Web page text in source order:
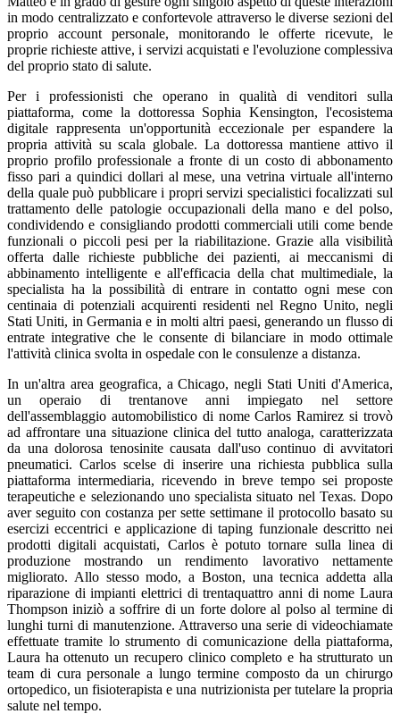
in modo centralizzato e confortevole attraverso le diverse sezioni del
proprio account personale, monitorando le offerte ricevute, le
proprie richieste attive, i servizi acquistati e l'evoluzione complessiva
del proprio stato di salute.
Per i professionisti che operano in qualità di venditori sulla
piattaforma, come la dottoressa Sophia Kensington, l'ecosistema
digitale rappresenta un'opportunità eccezionale per espandere la
propria attività su scala globale. La dottoressa mantiene attivo il
proprio profilo professionale a fronte di un costo di abbonamento
fisso pari a quindici dollari al mese, una vetrina virtuale all'interno
della quale può pubblicare i propri servizi specialistici focalizzati sul
trattamento delle patologie occupazionali della mano e del polso,
condividendo e consigliando prodotti commerciali utili come bende
funzionali o piccoli pesi per la riabilitazione. Grazie alla visibilità
offerta dalle richieste pubbliche dei pazienti, ai meccanismi di
abbinamento intelligente e all'efficacia della chat multimediale, la
specialista ha la possibilità di entrare in contatto ogni mese con
centinaia di potenziali acquirenti residenti nel Regno Unito, negli
Stati Uniti, in Germania e in molti altri paesi, generando un flusso di
entrate integrative che le consente di bilanciare in modo ottimale
l'attività clinica svolta in ospedale con le consulenze a distanza.
In un'altra area geografica, a Chicago, negli Stati Uniti d'America,
un operaio di trentanove anni impiegato nel settore
dell'assemblaggio automobilistico di nome Carlos Ramirez si trovò
ad affrontare una situazione clinica del tutto analoga, caratterizzata
da una dolorosa tenosinite causata dall'uso continuo di avvitatori
pneumatici. Carlos scelse di inserire una richiesta pubblica sulla
piattaforma intermediaria, ricevendo in breve tempo sei proposte
terapeutiche e selezionando uno specialista situato nel Texas. Dopo
aver seguito con costanza per sette settimane il protocollo basato su
esercizi eccentrici e applicazione di taping funzionale descritto nei
prodotti digitali acquistati, Carlos è potuto tornare sulla linea di
produzione mostrando un rendimento lavorativo nettamente
migliorato. Allo stesso modo, a Boston, una tecnica addetta alla
riparazione di impianti elettrici di trentaquattro anni di nome Laura
Thompson iniziò a soffrire di un forte dolore al polso al termine di
lunghi turni di manutenzione. Attraverso una serie di videochiamate
effettuate tramite lo strumento di comunicazione della piattaforma,
Laura ha ottenuto un recupero clinico completo e ha strutturato un
team di cura personale a lungo termine composto da un chirurgo
ortopedico, un fisioterapista e una nutrizionista per tutelare la propria
salute nel tempo.